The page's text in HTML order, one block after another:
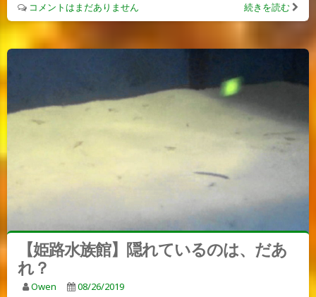
コメントはまだありません 続きを読む
【姫路水族館】隠れているのは、だあ
れ？
Owen 08/26/2019